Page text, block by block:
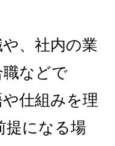
、社内の業
職などで
仕組みを理
提になる場